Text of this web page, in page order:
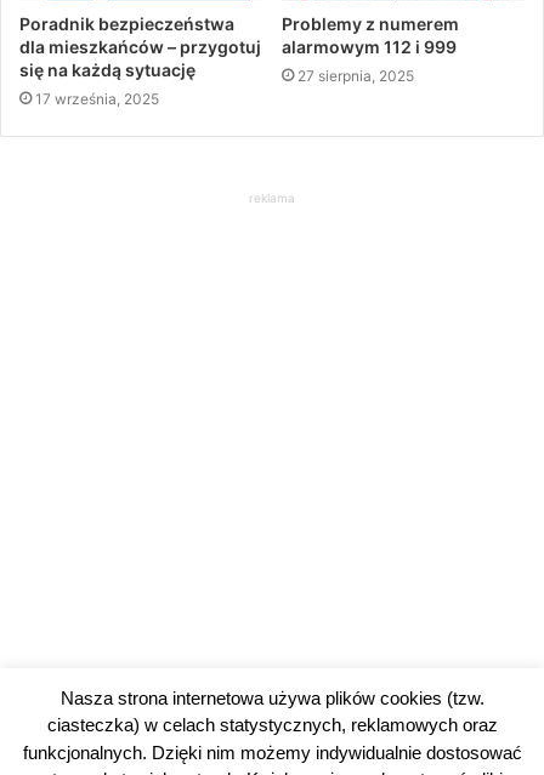
Poradnik bezpieczeństwa
dla mieszkańców – przygotuj
się na każdą sytuację
17 września, 2025
Problemy z numerem
alarmowym 112 i 999
27 sierpnia, 2025
reklama
Nasza strona internetowa używa plików cookies (tzw.
ciasteczka) w celach statystycznych, reklamowych oraz
funkcjonalnych. Dzięki nim możemy indywidualnie dostosować